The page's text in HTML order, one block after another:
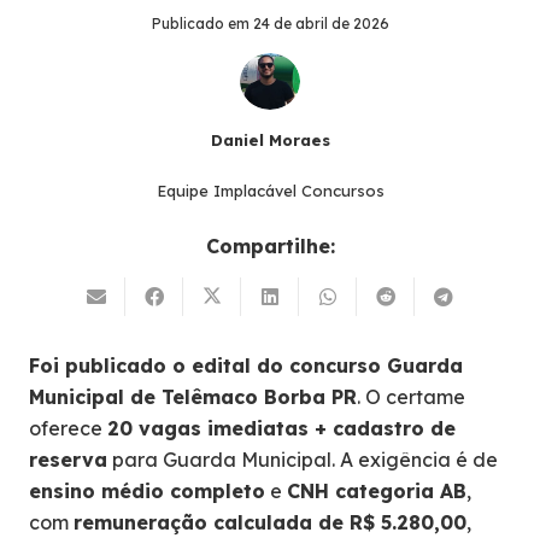
Publicado em 24 de abril de 2026
Daniel Moraes
Equipe Implacável Concursos
Compartilhe:
Foi publicado o edital do concurso Guarda
Municipal de Telêmaco Borba PR. O certame
oferece 20 vagas imediatas + cadastro de
reserva para Guarda Municipal. A exigência é de
ensino médio completo e CNH categoria AB,
com remuneração calculada de R$ 5.280,00,